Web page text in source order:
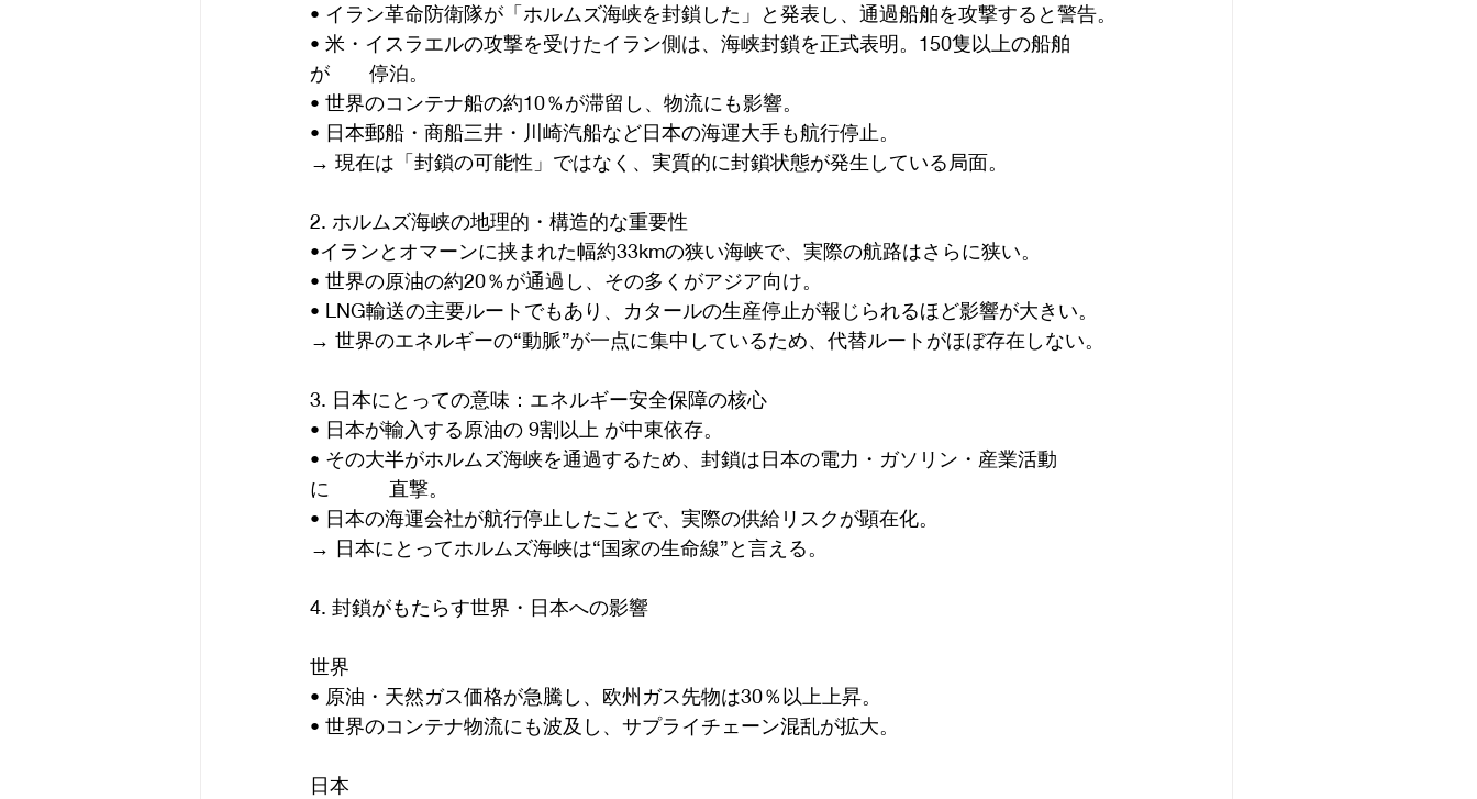
• イラン革命防衛隊が「ホルムズ海峡を封鎖した」と発表し、通過船舶を攻撃すると警告。
• 米・イスラエルの攻撃を受けたイラン側は、海峡封鎖を正式表明。150隻以上の船舶
が　　停泊。
• 世界のコンテナ船の約10％が滞留し、物流にも影響。
• 日本郵船・商船三井・川崎汽船など日本の海運大手も航行停止。
→ 現在は「封鎖の可能性」ではなく、実質的に封鎖状態が発生している局面。
2. ホルムズ海峡の地理的・構造的な重要性
•イランとオマーンに挟まれた幅約33kmの狭い海峡で、実際の航路はさらに狭い。
• 世界の原油の約20％が通過し、その多くがアジア向け。
• LNG輸送の主要ルートでもあり、カタールの生産停止が報じられるほど影響が大きい。
→ 世界のエネルギーの“動脈”が一点に集中しているため、代替ルートがほぼ存在しない。
3. 日本にとっての意味：エネルギー安全保障の核心
• 日本が輸入する原油の 9割以上 が中東依存。
• その大半がホルムズ海峡を通過するため、封鎖は日本の電力・ガソリン・産業活動
に　　　直撃。
• 日本の海運会社が航行停止したことで、実際の供給リスクが顕在化。
→ 日本にとってホルムズ海峡は“国家の生命線”と言える。
4. 封鎖がもたらす世界・日本への影響
世界
• 原油・天然ガス価格が急騰し、欧州ガス先物は30％以上上昇。
• 世界のコンテナ物流にも波及し、サプライチェーン混乱が拡大。
日本